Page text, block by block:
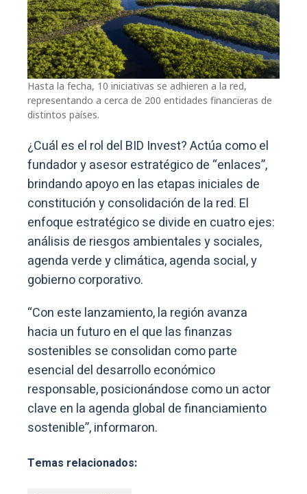
Hasta la fecha, 10 iniciativas se adhieren a la red,
representando a cerca de 200 entidades financieras de
distintos países.
¿Cuál es el rol del BID Invest? Actúa como el
fundador y asesor estratégico de “enlaces”,
brindando apoyo en las etapas iniciales de
constitución y consolidación de la red. El
enfoque estratégico se divide en cuatro ejes:
análisis de riesgos ambientales y sociales,
agenda verde y climática, agenda social, y
gobierno corporativo.
“Con este lanzamiento, la región avanza
hacia un futuro en el que las finanzas
sostenibles se consolidan como parte
esencial del desarrollo económico
responsable, posicionándose como un actor
clave en la agenda global de financiamiento
sostenible”, informaron.
Temas relacionados: